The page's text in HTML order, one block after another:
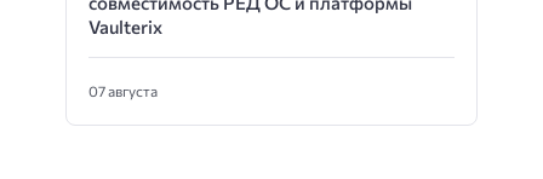
Vaulterix
07 августа